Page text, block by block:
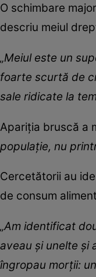
O schimbare
descriu meiul
„Meiul este un
foarte scurtă de
sale ridicate la
Apariția bruscă a
populație, nu
Cercetătorii au
de consum
„Am identificat
aveau și unelte și
îngropau morții: